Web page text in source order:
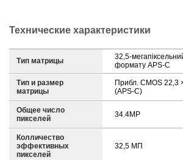
Технические характеристики
Тип матрицы
32,5-
формату APS-C
Тип и размер
матрицы
Прибл. CMOS 22,3
(APS-C)
Общее число
пикселей
34.4MP
Колличество
эффективных
пикселей
32,5 МП